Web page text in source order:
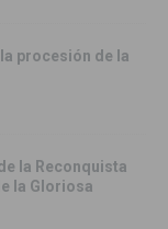
procesión de la
la Reconquista
la Gloriosa